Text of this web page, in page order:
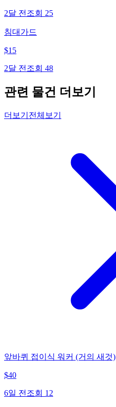
2달 전 조회 25
침대가드
$15
2달 전 조회 48
관련 물건 더보기
더보기 전체보기
앞바퀴 접이식 워커 (거의 새것)
$40
6일 전 조회 12